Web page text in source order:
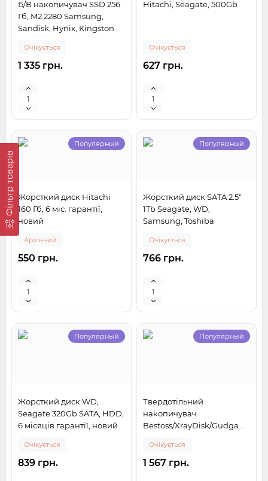
Фільтр товарів
Б/В накопичувач SSD 256
Гб, M2 2280 Samsung,
Sandisk, Hynix, Kingston
Очікується
1 335 грн.
Hitachi, Seagate, 500Gb
Очікується
627 грн.
Популярный
Жорсткий диск Hitachi
160 Гб, 6 міс. гарантії,
новий
Архівний
550 грн.
Популярный
Жорсткий диск SATA 2.5"
1Tb Seagate, WD,
Samsung, Toshiba
Очікується
766 грн.
Популярный
Жорсткий диск WD,
Seagate 320Gb SATA, HDD,
6 місяців гарантії, новий
Очікується
839 грн.
Популярный
Твердотільний
накопичувач
Bestoss/XrayDisk/Gudga
Очікується
1 567 грн.